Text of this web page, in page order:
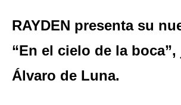
RAYDEN presenta su
“En el cielo de la
Álvaro de Luna.